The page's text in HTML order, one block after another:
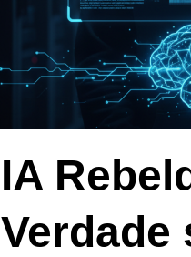
IA
Verdade